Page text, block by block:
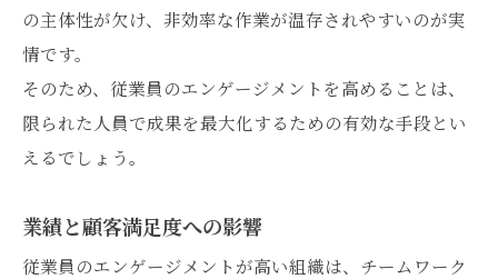
の主体性が欠け、非効率な作業が温存されやすいのが実
情です。
そのため、従業員のエンゲージメントを高めることは、
限られた人員で成果を最大化するための有効な手段とい
えるでしょう。
業績と顧客満足度への影響
従業員のエンゲージメントが高い組織は、チームワーク